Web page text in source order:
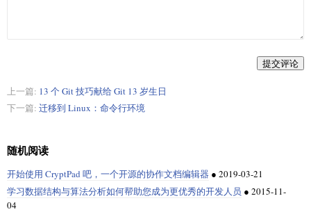
提交评论
上一篇: 13 个 Git 技巧献给 Git 13 岁生日
下一篇: 迁移到 Linux：命令行环境
随机阅读
开始使用 CryptPad 吧，一个开源的协作文档编辑器 ● 2019-03-21
学习数据结构与算法分析如何帮助您成为更优秀的开发人员 ● 2015-11-
04